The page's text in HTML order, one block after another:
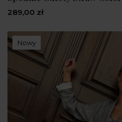
289,00 zł
Nowy